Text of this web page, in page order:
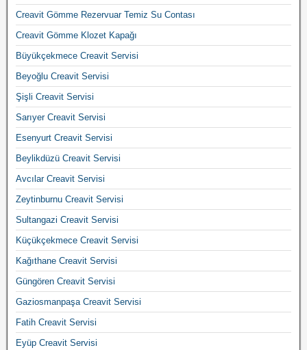
Creavit Gömme Rezervuar Temiz Su Contası
Creavit Gömme Klozet Kapağı
Büyükçekmece Creavit Servisi
Beyoğlu Creavit Servisi
Şişli Creavit Servisi
Sarıyer Creavit Servisi
Esenyurt Creavit Servisi
Beylikdüzü Creavit Servisi
Avcılar Creavit Servisi
Zeytinburnu Creavit Servisi
Sultangazi Creavit Servisi
Küçükçekmece Creavit Servisi
Kağıthane Creavit Servisi
Güngören Creavit Servisi
Gaziosmanpaşa Creavit Servisi
Fatih Creavit Servisi
Eyüp Creavit Servisi